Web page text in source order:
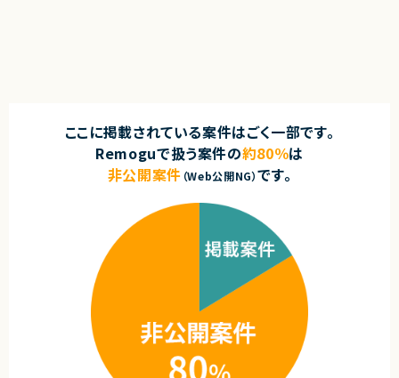
ここに掲載されている案件はごく一部です。
Remoguで扱う案件の約80％は
非公開案件 （Web公開NG）です。